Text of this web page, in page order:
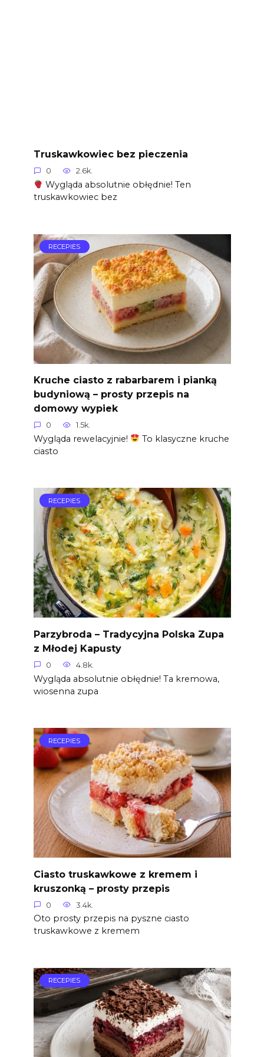
Truskawkowiec bez pieczenia
0 2.6k.
Wygląda absolutnie obłędnie! Ten
truskawkowiec bez
RECEPIES
Kruche ciasto z rabarbarem i pianką
budyniową – prosty przepis na
domowy wypiek
0 1.5k.
Wygląda rewelacyjnie!
To klasyczne kruche
ciasto
RECEPIES
Parzybroda – Tradycyjna Polska Zupa
z Młodej Kapusty
0 4.8k.
Wygląda absolutnie obłędnie! Ta kremowa,
wiosenna zupa
RECEPIES
Ciasto truskawkowe z kremem i
kruszonką – prosty przepis
0 3.4k.
Oto prosty przepis na pyszne ciasto
truskawkowe z kremem
RECEPIES